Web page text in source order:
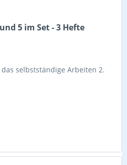
5 im Set - 3 Hefte
selbstständige Arbeiten 2.